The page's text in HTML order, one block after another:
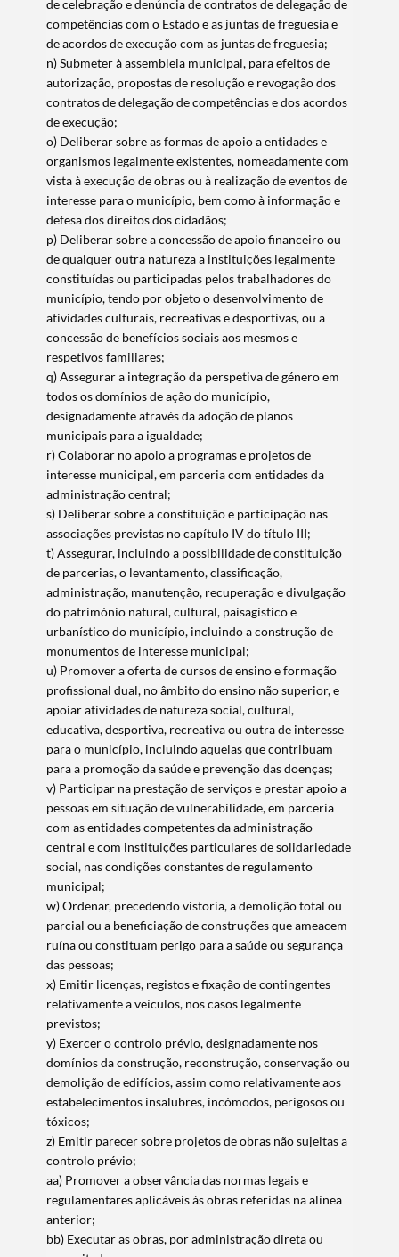
de celebração e denúncia de contratos de delegação de
competências com o Estado e as juntas de freguesia e
de acordos de execução com as juntas de freguesia;
n) Submeter à assembleia municipal, para efeitos de
autorização, propostas de resolução e revogação dos
contratos de delegação de competências e dos acordos
de execução;
o) Deliberar sobre as formas de apoio a entidades e
organismos legalmente existentes, nomeadamente com
vista à execução de obras ou à realização de eventos de
interesse para o município, bem como à informação e
defesa dos direitos dos cidadãos;
p) Deliberar sobre a concessão de apoio financeiro ou
de qualquer outra natureza a instituições legalmente
constituídas ou participadas pelos trabalhadores do
município, tendo por objeto o desenvolvimento de
atividades culturais, recreativas e desportivas, ou a
concessão de benefícios sociais aos mesmos e
respetivos familiares;
q) Assegurar a integração da perspetiva de género em
todos os domínios de ação do município,
designadamente através da adoção de planos
municipais para a igualdade;
r) Colaborar no apoio a programas e projetos de
interesse municipal, em parceria com entidades da
administração central;
s) Deliberar sobre a constituição e participação nas
associações previstas no capítulo IV do título III;
t) Assegurar, incluindo a possibilidade de constituição
de parcerias, o levantamento, classificação,
administração, manutenção, recuperação e divulgação
do património natural, cultural, paisagístico e
urbanístico do município, incluindo a construção de
monumentos de interesse municipal;
u) Promover a oferta de cursos de ensino e formação
profissional dual, no âmbito do ensino não superior, e
apoiar atividades de natureza social, cultural,
educativa, desportiva, recreativa ou outra de interesse
para o município, incluindo aquelas que contribuam
para a promoção da saúde e prevenção das doenças;
v) Participar na prestação de serviços e prestar apoio a
pessoas em situação de vulnerabilidade, em parceria
com as entidades competentes da administração
central e com instituições particulares de solidariedade
social, nas condições constantes de regulamento
municipal;
w) Ordenar, precedendo vistoria, a demolição total ou
parcial ou a beneficiação de construções que ameacem
ruína ou constituam perigo para a saúde ou segurança
das pessoas;
x) Emitir licenças, registos e fixação de contingentes
relativamente a veículos, nos casos legalmente
previstos;
y) Exercer o controlo prévio, designadamente nos
domínios da construção, reconstrução, conservação ou
demolição de edifícios, assim como relativamente aos
estabelecimentos insalubres, incómodos, perigosos ou
tóxicos;
z) Emitir parecer sobre projetos de obras não sujeitas a
controlo prévio;
aa) Promover a observância das normas legais e
regulamentares aplicáveis às obras referidas na alínea
anterior;
bb) Executar as obras, por administração direta ou